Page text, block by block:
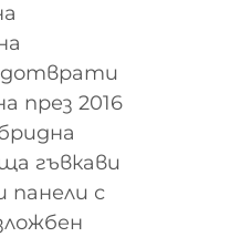
през 2016
гъвкави
панели с